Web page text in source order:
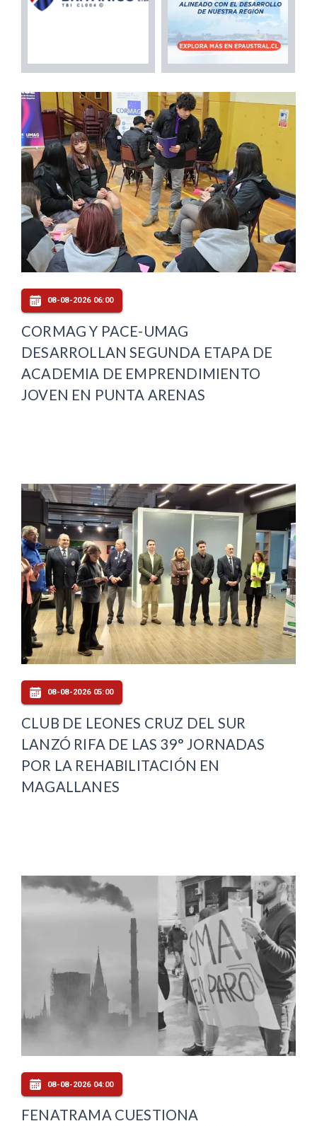
08-08-2026 06:00
CORMAG Y PACE-UMAG
DESARROLLAN SEGUNDA ETAPA DE
ACADEMIA DE EMPRENDIMIENTO
JOVEN EN PUNTA ARENAS
08-08-2026 05:00
CLUB DE LEONES CRUZ DEL SUR
LANZÓ RIFA DE LAS 39° JORNADAS
POR LA REHABILITACIÓN EN
MAGALLANES
08-08-2026 04:00
FENATRAMA CUESTIONA